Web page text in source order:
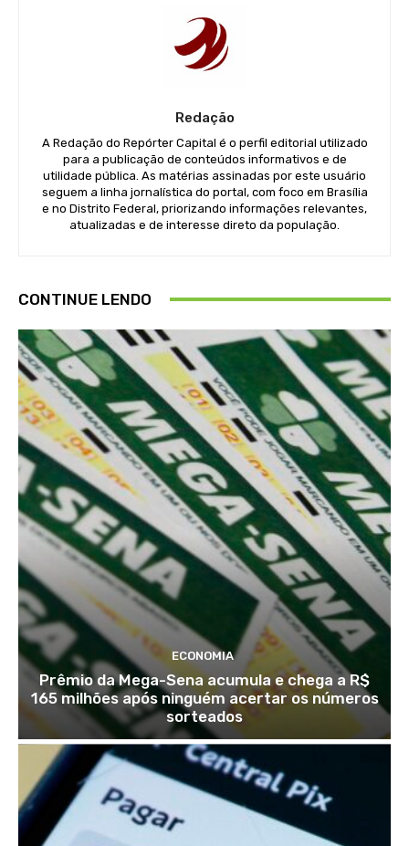
Redação
A Redação do Repórter Capital é o perfil editorial utilizado
para a publicação de conteúdos informativos e de
utilidade pública. As matérias assinadas por este usuário
seguem a linha jornalística do portal, com foco em Brasília
e no Distrito Federal, priorizando informações relevantes,
atualizadas e de interesse direto da população.
CONTINUE LENDO
ECONOMIA
Prêmio da Mega-Sena acumula e chega a R$
165 milhões após ninguém acertar os números
sorteados